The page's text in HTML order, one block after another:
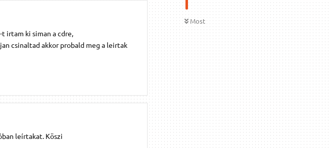
Most
irtam ki siman a cdre,
csinaltad akkor probald meg a leirtak
leírtakat. Köszi